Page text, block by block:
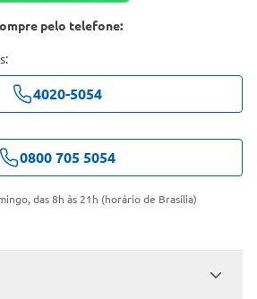
pelo telefone:
4020-5054
0800 705 5054
das 8h às 21h (horário de Brasília)